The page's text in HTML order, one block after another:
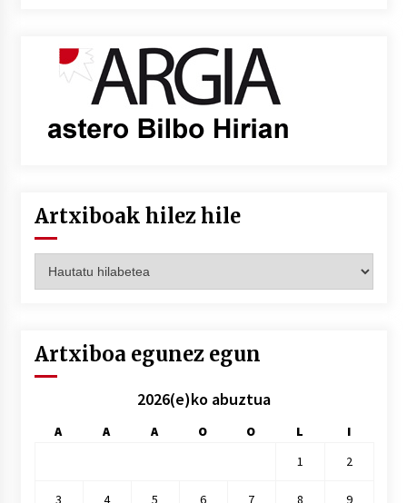
Artxiboak hilez hile
hilez
Artxiboa egunez egun
2026(e)ko abuztua
A A A O O L
I
1
2
3 4 5 6 7 8 9